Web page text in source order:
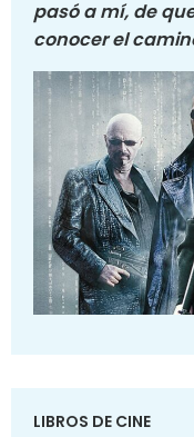
pasó a mí, de
conocer el
LIBROS DE CINE